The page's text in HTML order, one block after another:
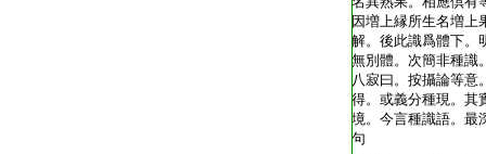
因増上縁所生名増上
解。後此識爲體下。
無別體。次簡非種識
八寂曰。按攝論等意
得。或義分種現。其
境。今言種識語。最
句